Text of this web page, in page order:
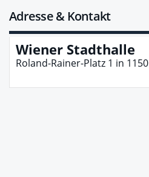
Adresse & Kontakt
Wiener Stadthalle
Roland-Rainer-Platz 1 in 1150